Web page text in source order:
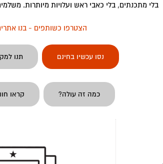
בלי מתכנתים, בלי כאבי ראש ועלויות מיותרות.
הצטרפו כשותפים - בנו
נסו עכשיו בחינם תנו
כמה זה עולה? קראו